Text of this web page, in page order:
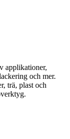
applikationer,
och mer.
trä, plast och